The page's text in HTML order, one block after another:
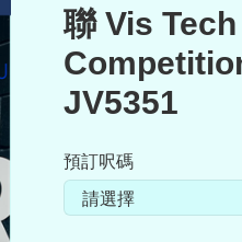
聯 Vis
JV5351
預訂呎碼